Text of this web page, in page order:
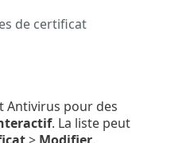
de certificat
Antivirus pour des
. La liste peut